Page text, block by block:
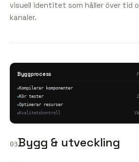
visuell identitet som håller över tid
kanaler.
Byggprocess
Kompilerar komponenter
Kör tester
Optimerar resurser
Kvalitetskontroll
03Bygg & utveckling